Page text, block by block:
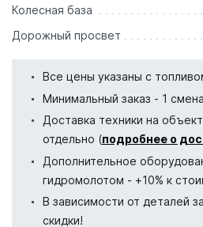
Колесная база
Дорожный просвет
Все цены указаны с
Минимальный заказ - 1
Доставка техники на
отдельно (подробнее о
Дополнительное
гидромолотом - +10% к
В зависимости от деталей
скидки!